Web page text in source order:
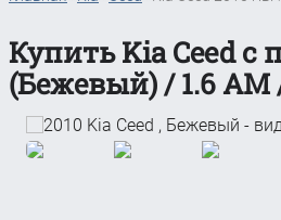
Купить Kia Ceed с
(Бежевый) / 1.6 АМ